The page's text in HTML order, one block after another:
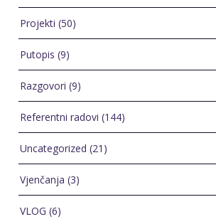
Projekti (50)
Putopis (9)
Razgovori (9)
Referentni radovi (144)
Uncategorized (21)
Vjenčanja (3)
VLOG (6)